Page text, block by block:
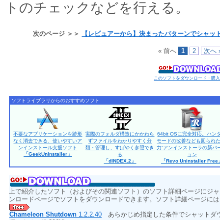
トのチェックなどを行える。
次のページ ＞＞ 【レビュアーから】決まったパターンでシャ
« 前へ 1 2 次へ
このソフトをダウンロード・購
ソフトライブラリからのおすすめソフト
不要なアプリケーションを跡形
なく消去できる、使いやすいア
ンインストール支援ソフト
「GeekUninstaller」
実際のフォルダ構造にかかわら
ずファイルをわかりやすく分
類・管理し、すばやく参照でき
る
「dINDEX.2」
64bit OSに完全対応。ハン
モードの改善なども図られ
力”アンインストーラの新バ
ョン
「Revo Uninstaller Free
上で紹介したソフト（およびその関連ソフト）のソフト詳細ページにジ
ンロードページでソフトをダウンロードできます。ソフト詳細ページに
Chameleon Shutdown 1.2.2.40 あらかじめ指定した条件でシャットダ